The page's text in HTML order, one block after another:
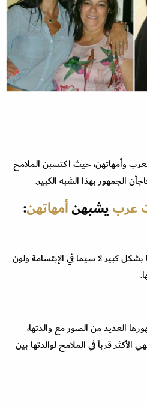
وأمهاتهن، حيث اكتسبن الملامح
الجمهور بهذا الشبه الكبير.
عربيشبهنأمهاتهن:
بشكل كبير لا سيما في الإبتسامة ولون
العديد من الصور مع والدتها،
قرباً في الملامح لوالدتها بين